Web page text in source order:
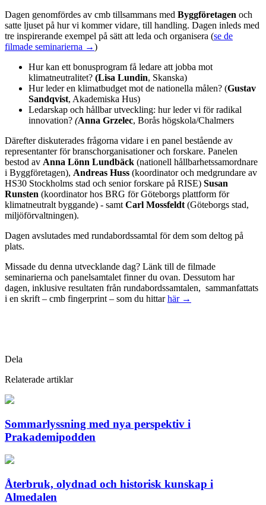
Dagen genomfördes av cmb tillsammans med Byggföretagen och
satte ljuset på hur vi kommer vidare, till handling. Dagen inleds med
tre inspirerande exempel på sätt att leda och organisera (se de
filmade seminarierna →)
Hur kan ett bonusprogram få ledare att jobba mot
klimatneutralitet? (Lisa Lundin, Skanska)
Hur leder en klimatbudget mot de nationella målen? (Gustav
Sandqvist, Akademiska Hus)
Ledarskap och hållbar utveckling: hur leder vi för radikal
innovation? (Anna Grzelec, Borås högskola/Chalmers
Därefter diskuterades frågorna vidare i en panel bestående av
representanter för branschorganisationer och forskare. Panelen
bestod av Anna Lönn Lundbäck (nationell hållbarhetssamordnare
i Byggföretagen), Andreas Huss (koordinator och medgrundare av
HS30 Stockholms stad och senior forskare på RISE) Susan
Runsten (koordinator hos BRG för Göteborgs plattform för
klimatneutralt byggande) - samt Carl Mossfeldt (Göteborgs stad,
miljöförvaltningen).
Dagen avslutades med rundabordssamtal för dem som deltog på
plats.
Missade du denna utvecklande dag? Länk till de filmade
seminarierna och panelsamtalet finner du ovan. Dessutom har
dagen, inklusive resultaten från rundabordssamtalen, sammanfattats
i en skrift – cmb fingerprint – som du hittarhär →
Dela
Relaterade artiklar
Sommarlyssning med nya perspektiv i
Prakademipodden
Återbruk, olydnad och historisk kunskap i
Almedalen